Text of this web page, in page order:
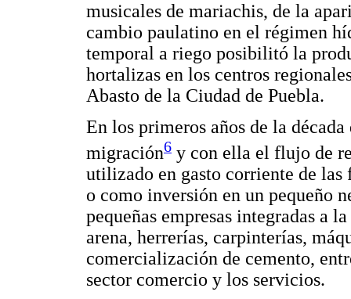
musicales de mariachis, de la
cambio paulatino en el régimen
temporal a riego posibilitó la
hortalizas en los centros
Abasto de la Ciudad de Puebla.
En los primeros años de la
migración6 y con ella el flujo de
utilizado en gasto corriente de
o como inversión en un pequeño
pequeñas empresas integradas a
arena, herrerías, carpinterías,
comercialización de cemento,
sector comercio y los servicios.